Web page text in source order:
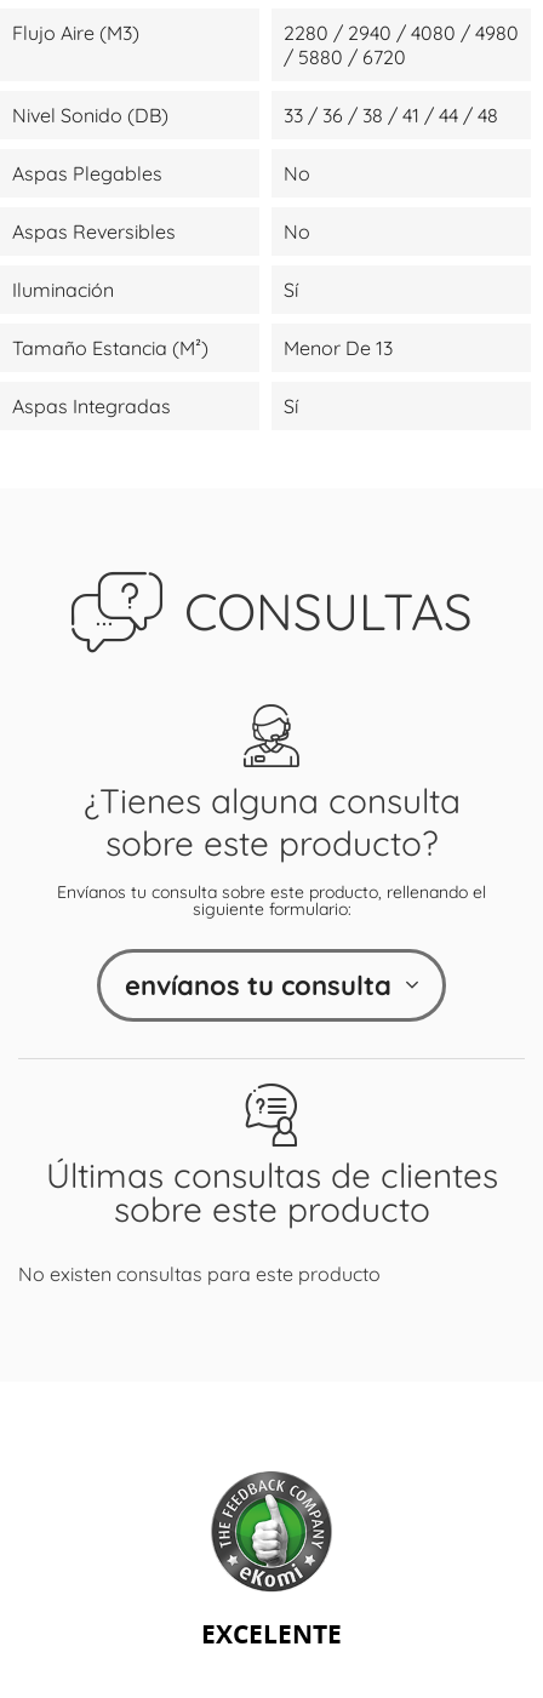
Flujo Aire (m3)
2280 / 2940 / 4080 / 4980
/ 5880 / 6720
Nivel Sonido (dB) 33 / 36 / 38 / 41 / 44 / 48
Aspas Plegables No
Aspas Reversibles No
Iluminación Sí
Tamaño Estancia (m²) Menor De 13
Aspas Integradas Sí
CONSULTAS
Últimas consultas de clientes
sobre este producto
No existen consultas para este producto
¿Tienes alguna consulta
sobre este producto?
Envíanos tu consulta sobre este producto, rellenando el
siguiente formulario:
envíanos tu consulta
EXCELENTE